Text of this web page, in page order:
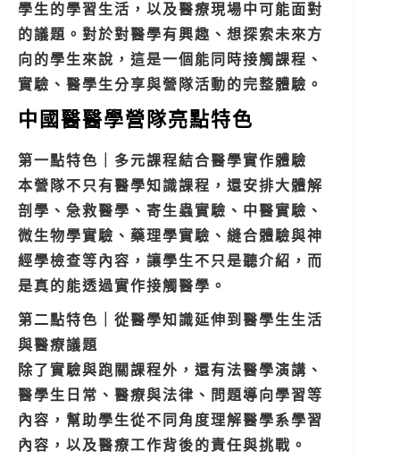
學生的學習生活，以及醫療現場中可能面對
的議題。對於對醫學有興趣、想探索未來方
向的學生來說，這是一個能同時接觸課程、
實驗、醫學生分享與營隊活動的完整體驗。
中國醫醫學營隊亮點特色
第一點特色｜多元課程結合醫學實作體驗
本營隊不只有醫學知識課程，還安排大體解
剖學、急救醫學、寄生蟲實驗、中醫實驗、
微生物學實驗、藥理學實驗、縫合體驗與神
經學檢查等內容，讓學生不只是聽介紹，而
是真的能透過實作接觸醫學。
第二點特色｜從醫學知識延伸到醫學生生活
與醫療議題
除了實驗與跑關課程外，還有法醫學演講、
醫學生日常、醫療與法律、問題導向學習等
內容，幫助學生從不同角度理解醫學系學習
內容，以及醫療工作背後的責任與挑戰。